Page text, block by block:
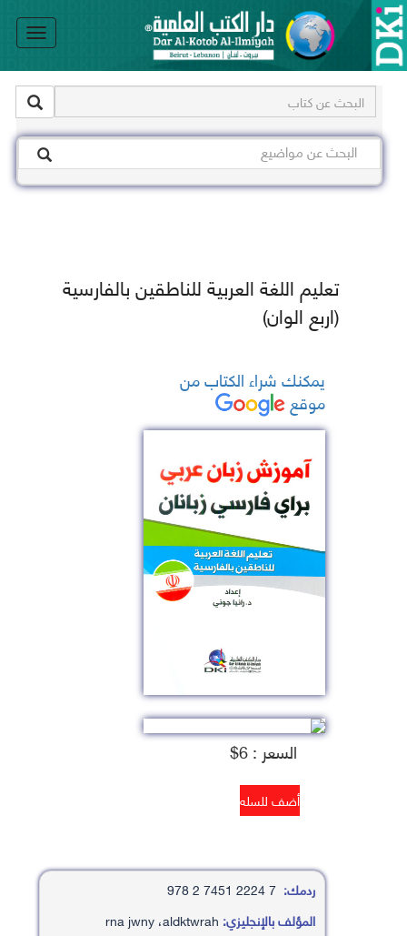
تعليم اللغة العربية للناطقين بالفارسية
(اربع الوان)
يمكنك شراء الكتاب من
موقع
السعر : 6$
ردمك:
المؤلف بالإنجليزي: